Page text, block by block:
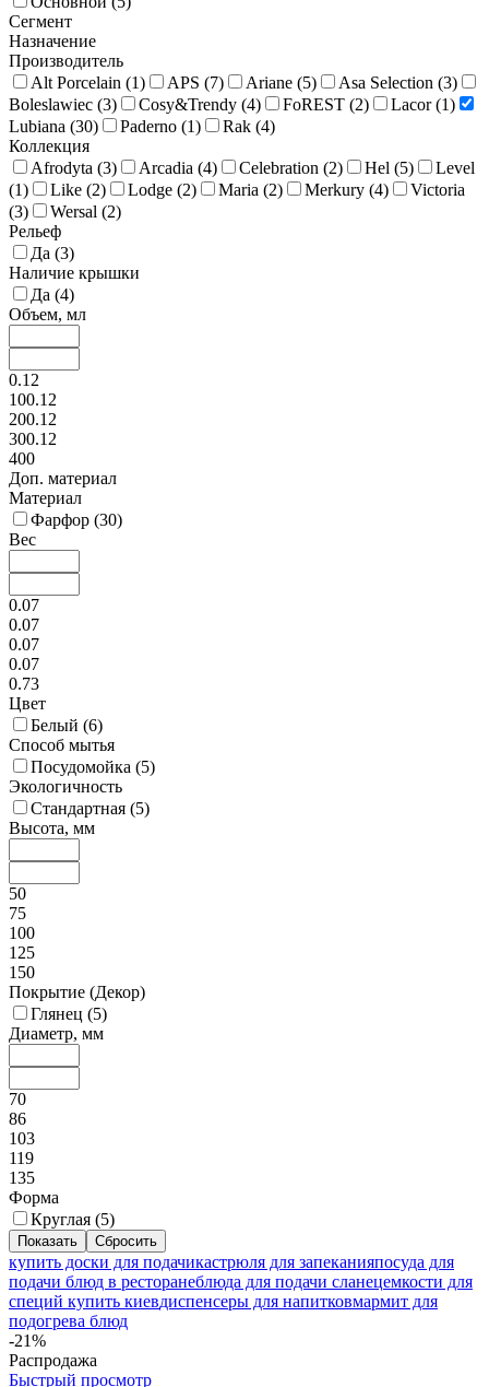
Сегмент
Назначение
Производитель
Alt Porcelain (1) APS (7) Ariane (5) Asa Selection (3)
Boleslawiec (3) Cosy&Trendy (4) FoREST (2) Lacor (1)
Lubiana (30) Paderno (1) Rak (4)
Коллекция
Afrodyta (3) Arcadia (4) Celebration (2) Hel (5)
Level
(1) Like (2) Lodge (2) Maria (2) Merkury (4)
Victoria
(3) Wersal (2)
Рельеф
Да (3)
Наличие крышки
Да (4)
Объем, мл
0.12
100.12
200.12
300.12
400
Доп. материал
Материал
Фарфор (30)
Вес
0.07
0.07
0.07
0.07
0.73
Цвет
Белый (6)
Способ мытья
Посудомойка (5)
Экологичность
Стандартная (5)
Высота, мм
50
75
100
125
150
Покрытие (Декор)
Глянец (5)
Диаметр, мм
70
86
103
119
135
Форма
Круглая (5)
купить доски для подачикастрюля для запеканияпосуда для
подачи блюд в ресторанеблюда для подачи сланецемкости для
специй купить киевдиспенсеры для напитковмармит для
подогрева блюд
-21%
Распродажа
Быстрый просмотр